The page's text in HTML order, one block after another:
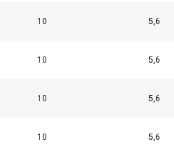
10 5,6
10 5,6
10 5,6
10 5,6